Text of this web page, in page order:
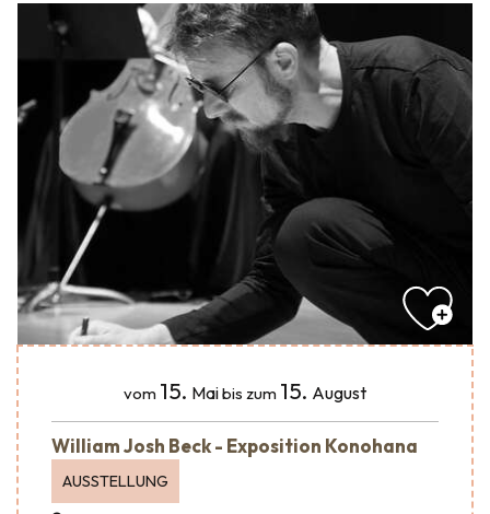
vom 15. Maibis zum 15. August
William Josh Beck - Exposition Konohana
AUSSTELLUNG